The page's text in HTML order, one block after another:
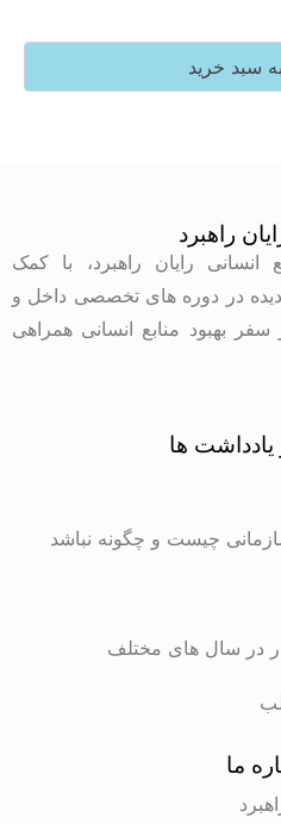
سبد خرید
راهبرد
رایان راهبرد، با کمک
در دوره های تخصصی داخل و
بهبود منابع انسانی همراهی
ها
چیست و چگونه نباشد
در سال های مختلف
ما